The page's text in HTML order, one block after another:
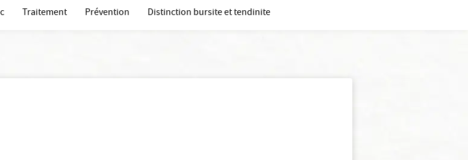
Traitement Prévention Distinction bursite et tendinite